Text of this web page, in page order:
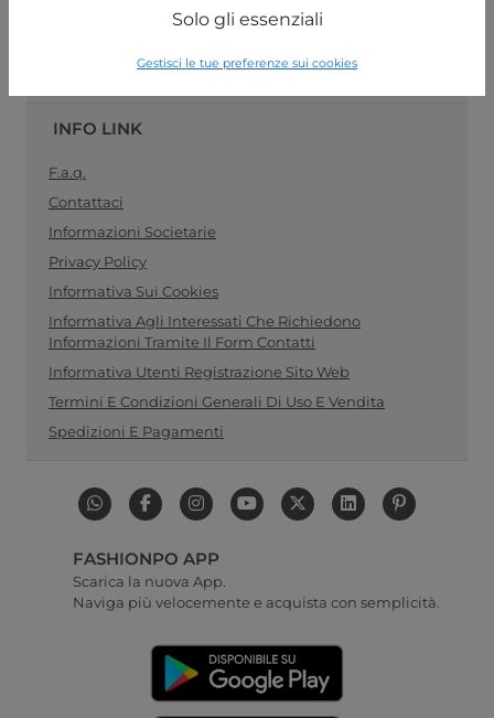
Solo gli essenziali
Gestisci le tue preferenze sui cookies
info@fashionpo.it
Contattaci su WhatsApp
INFO LINK
F.a.q.
Contattaci
Informazioni Societarie
Privacy Policy
Informativa Sui Cookies
Informativa Agli Interessati Che Richiedono
Informazioni Tramite Il Form Contatti
Informativa Utenti Registrazione Sito Web
Termini E Condizioni Generali Di Uso E Vendita
Spedizioni E Pagamenti
FASHIONPO APP
Scarica la nuova App.
Naviga più velocemente e acquista con semplicità.